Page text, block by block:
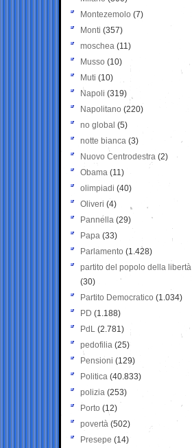
Montezemolo (7)
Monti (357)
moschea (11)
Musso (10)
Muti (10)
Napoli (319)
Napolitano (220)
no global (5)
notte bianca (3)
Nuovo Centrodestra (2)
Obama (11)
olimpiadi (40)
Oliveri (4)
Pannella (29)
Papa (33)
Parlamento (1.428)
partito del popolo della libertà
(30)
Partito Democratico (1.034)
PD (1.188)
PdL (2.781)
pedofilia (25)
Pensioni (129)
Politica (40.833)
polizia (253)
Porto (12)
povertà (502)
Presepe (14)